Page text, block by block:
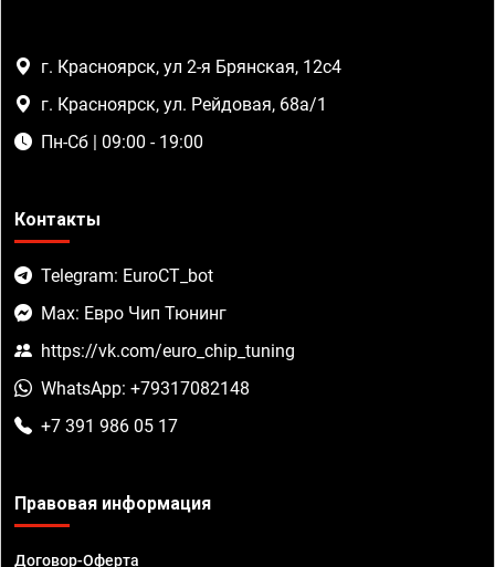
г. Красноярск, ул 2-я Брянская, 12с4
г. Красноярск, ул. Рейдовая, 68а/1
Пн-Сб | 09:00 - 19:00
Контакты
Telegram: EuroCT_bot
Max: Евро Чип Тюнинг
https://vk.com/euro_chip_tuning
WhatsApp: +79317082148
+7 391 986 05 17
Правовая информация
Договор-Оферта